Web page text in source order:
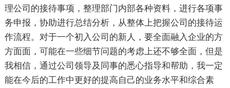
理公司的接待事项，整理部门内部各种资料，进行各项事
务申报，协助进行总结分析，从整体上把握公司的接待运
作流程。对于一个初入公司的新人，要全面融入企业的方
方面面，可能在一些细节问题的考虑上还不够全面，但是
我相信，通过公司领导及同事的悉心指导和帮助，我一定
能在今后的工作中更好的提高自己的业务水平和综合素